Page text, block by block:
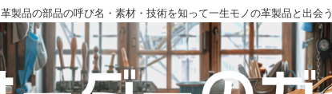
革製品の部品の呼び名・素材・技術を知って一生モノの革製品と出会う